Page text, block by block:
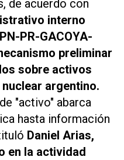
de acuerdo con
interno
PR-GACOYA-
preliminar
sobre activos
argentino.
"activo" abarca
hasta información
Daniel Arias,
en la actividad